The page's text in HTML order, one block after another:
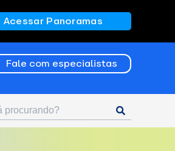
Acessar Panoramas
Fale com especialistas